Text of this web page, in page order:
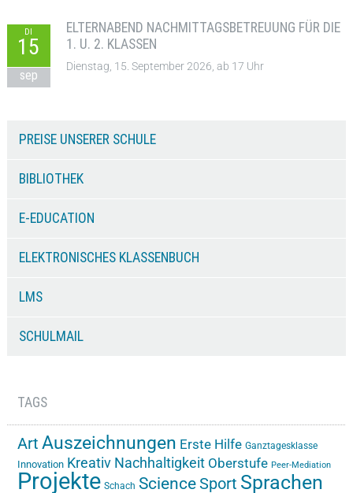
DI
15
sep
ELTERNABEND NACHMITTAGSBETREUUNG FÜR DIE
1. U. 2. KLASSEN
Dienstag, 15. September 2026, ab 17 Uhr
PREISE UNSERER SCHULE
BIBLIOTHEK
E-EDUCATION
ELEKTRONISCHES KLASSENBUCH
LMS
SCHULMAIL
TAGS
Art Auszeichnungen Erste Hilfe Ganztagesklasse
Innovation Kreativ Nachhaltigkeit Oberstufe Peer-Mediation
Projekte Schach ScienceSport Sprachen